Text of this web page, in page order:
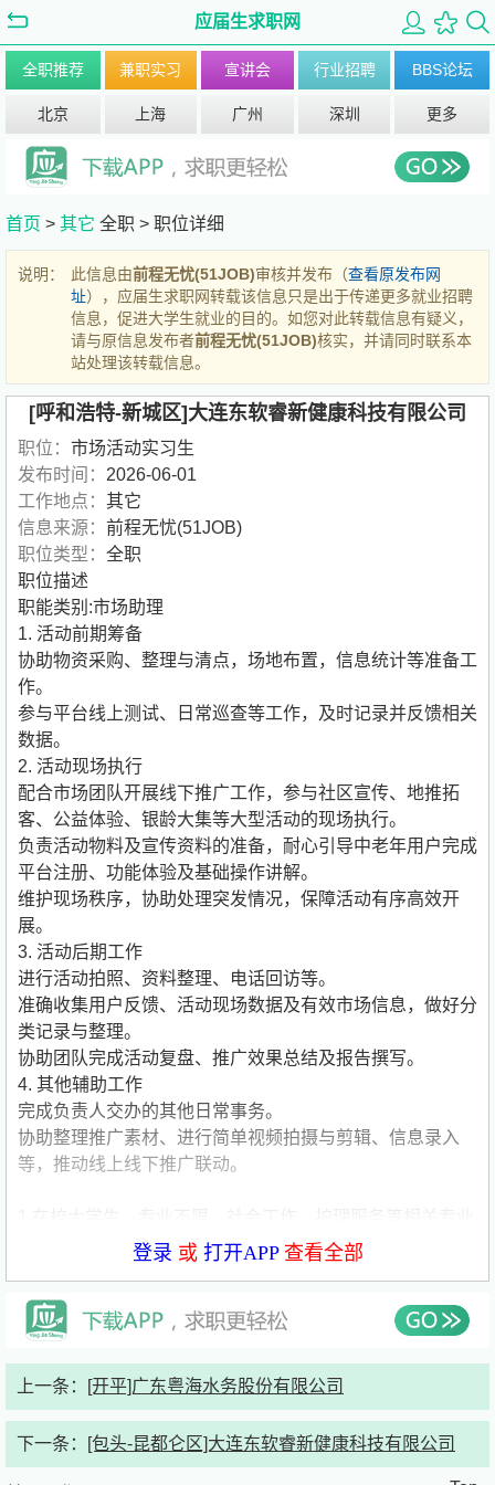
应届生求职网
全职推荐 兼职实习 宣讲会 行业招聘 BBS论坛
北京 上海 广州 深圳 更多
首页 > 其它 全职 > 职位详细
说明： 此信息由前程无忧(51JOB)审核并发布（查看原发布网
址），应届生求职网转载该信息只是出于传递更多就业招聘
信息，促进大学生就业的目的。如您对此转载信息有疑义，
请与原信息发布者前程无忧(51JOB)核实，并请同时联系本
站处理该转载信息。
[呼和浩特-新城区]大连东软睿新健康科技有限公司
职位： 市场活动实习生
发布时间： 2026-06-01
工作地点： 其它
信息来源： 前程无忧(51JOB)
职位类型： 全职
职位描述
职能类别:市场助理
1. 活动前期筹备
协助物资采购、整理与清点，场地布置，信息统计等准备工
作。
参与平台线上测试、日常巡查等工作，及时记录并反馈相关
数据。
2. 活动现场执行
配合市场团队开展线下推广工作，参与社区宣传、地推拓
客、公益体验、银龄大集等大型活动的现场执行。
负责活动物料及宣传资料的准备，耐心引导中老年用户完成
平台注册、功能体验及基础操作讲解。
维护现场秩序，协助处理突发情况，保障活动有序高效开
展。
3. 活动后期工作
进行活动拍照、资料整理、电话回访等。
准确收集用户反馈、活动现场数据及有效市场信息，做好分
类记录与整理。
协助团队完成活动复盘、推广效果总结及报告撰写。
4. 其他辅助工作
完成负责人交办的其他日常事务。
协助整理推广素材、进行简单视频拍摄与剪辑、信息录入
等，推动线上线下推广联动。
3.能够吃苦耐劳，适应户外及一定体力要求的工作。
4.熟练使用基本办公软件（Word、Excel），有活动组织或
公司名称:大连东软睿新健康科技有限公司
公司介绍:东软睿新科技集团总部位于大连，是中国领先的
登录 或 打开APP查看全部
上一条： [开平]广东粤海水务股份有限公司
下一条： [包头-昆都仑区]大连东软睿新健康科技有限公司